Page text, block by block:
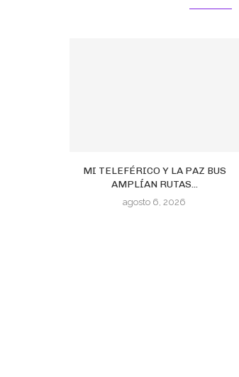
MI TELEFÉRICO Y LA PAZ BUS
AMPLÍAN RUTAS...
agosto 6, 2026